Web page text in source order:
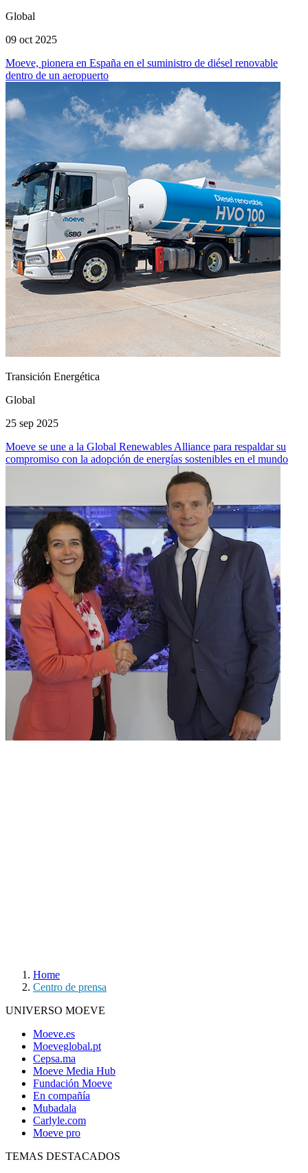
Global
09 oct 2025
Moeve, pionera en España en el suministro de diésel renovable
dentro de un aeropuerto
Transición Energética
Global
25 sep 2025
Moeve se une a la Global Renewables Alliance para respaldar su
compromiso con la adopción de energías sostenibles en el mundo
Home
Centro de prensa
UNIVERSO MOEVE
Moeve.es
Moeveglobal.pt
Cepsa.ma
Moeve Media Hub
Fundación Moeve
En compañía
Mubadala
Carlyle.com
Moeve pro
TEMAS DESTACADOS